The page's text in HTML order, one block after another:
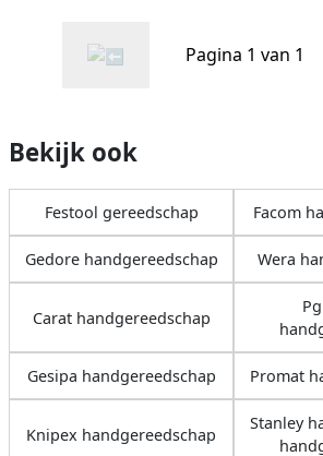
Pagina 1 van 1
Bekijk ook
Festool gereedschap Facom
Gedore handgereedschap Wera
Carat handgereedschap
Gesipa handgereedschap Promat
Knipex handgereedschap
Stanley